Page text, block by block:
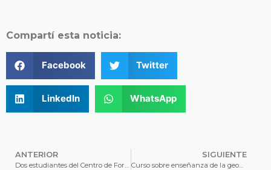
Compartí esta noticia:
Facebook Twitter
LinkedIn WhatsApp
ANTERIOR
Dos estudiantes del Centro de Formación Integral 1 comenzaron sus pasantías en la UNS
SIGUIENTE
Curso sobre enseñanza de la geografía local